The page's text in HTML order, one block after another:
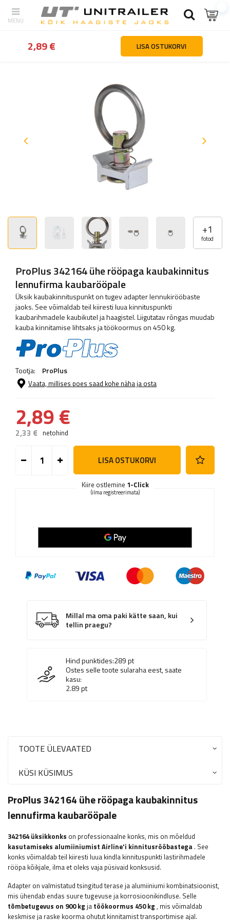
tagasi Kodu Rihmade hooldusosad ja tarvikud
+1
fotod
ProPlus 342164 ühe rööpaga kaubakinnitus
lennufirma kaubarööpale
Üksik kaubakinnituspunkt on tugev adapter lennukirööbaste
jaoks. See võimaldab teil kiiresti luua kinnituspunkti
kaubarihmadele kaubikutel ja haagistel. Liigutatav rõngas muudab
kauba kinnitamise lihtsaks ja töökoormus on 450 kg.
Tootja: ProPlus
Vaata, millises poes saad kohe näha ja osta
2,89 €
2,33 € netohind
LISA OSTUKORVI
Kiire ostlemine 1-Click
(ilma registreerimata)
Millal ma oma paki kätte saan, kui
tellin praegu?
Hind punktides:289pt
Ostes selle toote sularaha eest, saate
kasu:
2.89pt
2,89 € LISA OSTUKORVI
TOOTE ÜLEVAATED
KÜSI KÜSIMUS
ProPlus 342164 ühe rööpaga kaubakinnitus
lennufirma kaubarööpale
342164 üksikkonks on professionaalne konks, mis on mõeldud
kasutamiseks alumiiniumist Airline'i kinnitusrööbastega . See
konks võimaldab teil kiiresti luua kindla kinnituspunkti lastirihmadele
rööpa kõikjale, ilma et oleks vaja püsivaid konksusid.
Adapter on valmistatud tsingitud terase ja alumiiniumi kombinatsioonist,
mis ühendab endas suure tugevuse ja korrosioonikindluse. Selle
tõmbetugevus on 900 kg ja töökoormus 450 kg , mis võimaldab
keskmise ja raske koorma ohutut kinnitamist transportimise ajal.